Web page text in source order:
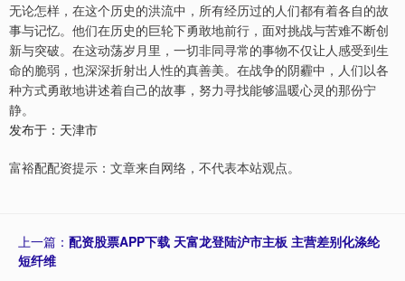
无论怎样，在这个历史的洪流中，所有经历过的人们都有着各自的故
事与记忆。他们在历史的巨轮下勇敢地前行，面对挑战与苦难不断创
新与突破。在这动荡岁月里，一切非同寻常的事物不仅让人感受到生
命的脆弱，也深深折射出人性的真善美。在战争的阴霾中，人们以各
种方式勇敢地讲述着自己的故事，努力寻找能够温暖心灵的那份宁
静。
发布于：天津市
富裕配配资提示：文章来自网络，不代表本站观点。
上一篇： 配资股票APP下载 天富龙登陆沪市主板 主营差别化涤纶
短纤维